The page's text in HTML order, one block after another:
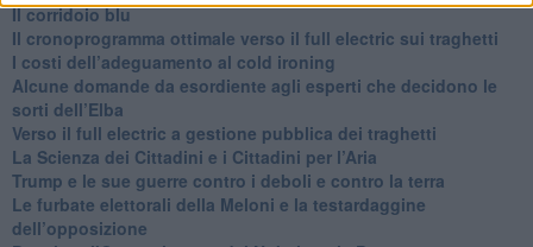
Il corridoio blu
​Il cronoprogramma ottimale verso il full electric sui traghetti
​I costi dell’adeguamento al cold ironing
Alcune domande da esordiente agli esperti che decidono le
sorti dell’Elba
Verso il full electric a gestione pubblica dei traghetti​
​La Scienza dei Cittadini e i Cittadini per l’Aria
Trump e le sue guerre contro i deboli e contro la terra
​Le furbate elettorali della Meloni e la testardaggine
dell’opposizione